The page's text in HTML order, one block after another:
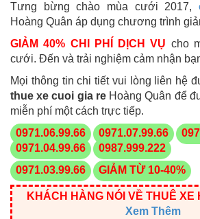
Tưng bừng chào mùa cưới 2017,
Hoàng Quân áp dụng chương trình
GIẢM 40% CHI PHÍ DỊCH VỤ cho
cưới. Đến và trải nghiệm cảm nhận
Mọi thông tin chi tiết vui lòng liên hệ
thue xe cuoi gia reHoàng Quân để
miễn phí một cách trực tiếp.
0971.06.99.66
0971.07.99.66
0971.04.99.66
0987.999.222
0971.03.99.66
GIẢM TỪ 10-40%
KHÁCH HÀNG NÓI VỀ THUÊ XE
Xem Thêm